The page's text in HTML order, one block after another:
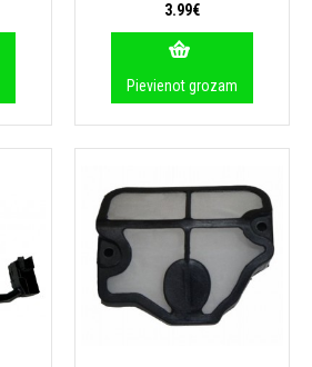
3.99€
Pievienot grozam